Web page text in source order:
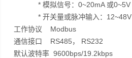
* 模拟信号：0~20mA 或0~5V
* 开关量或脉冲输入：12~48V
工作协议 Modbus
通信接口 RS485， RS232
默认波特率 9600bps/19.2kbps